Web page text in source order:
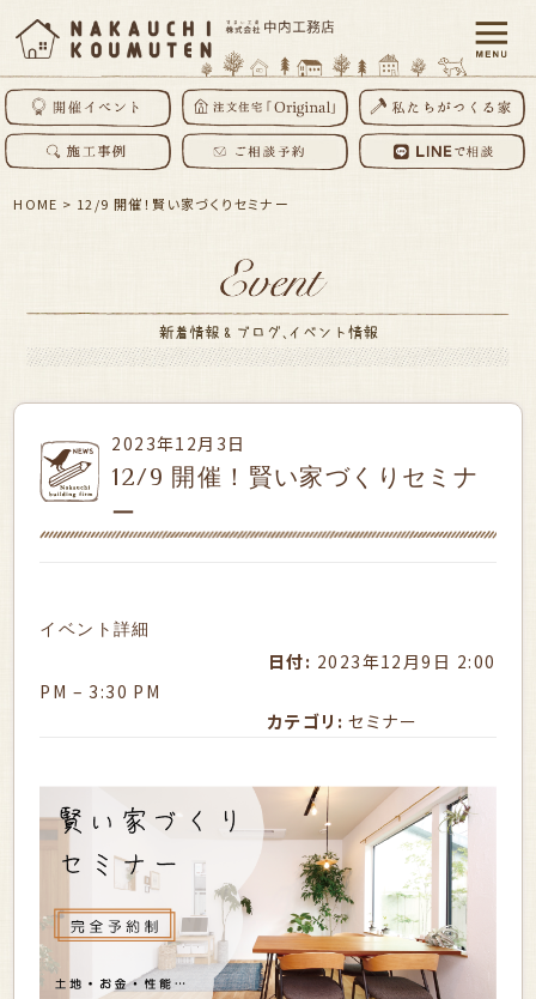
HOME > 12/9 開催！賢い家づくりセミナー
2023年12月3日
12/9 開催！賢い家づくりセミナ
ー
イベント詳細
日付: 2023年12月9日 2:00
PM – 3:30 PM
カテゴリ: セミナー